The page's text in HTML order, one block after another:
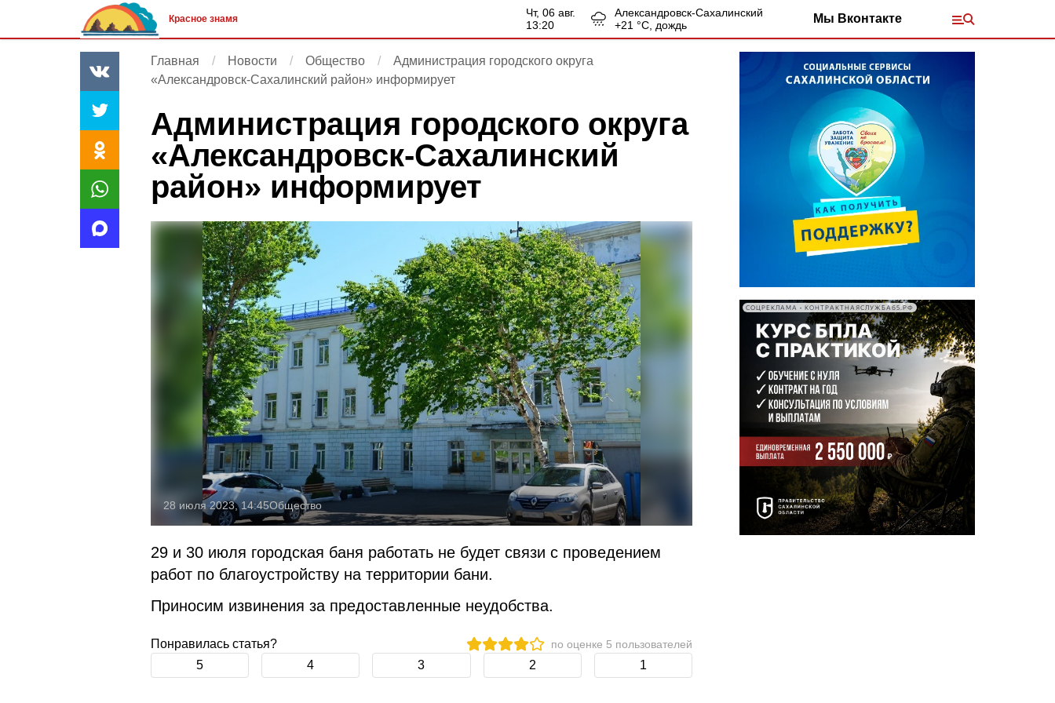
Красное знамя
чт, 06 авг.
13:20
Александровск-Сахалинский
+21 °С, дождь Мы Вконтакте
Главная Новости Общество
Администрация городского округа
«Александровск-Сахалинский район» информирует
Администрация городского округа
«Александровск-Сахалинский
район» информирует
28 июля 2023, 14:45Общество
29 и 30 июля городская баня работать не будет связи с проведением
работ по благоустройству на территории бани.
Приносим извинения за предоставленные неудобства.
Понравилась статья? по оценке 5 пользователей
5 4 3 2 1
СОЦРЕКЛАМА • КОНТРАКТНАЯСЛУЖБА65.РФ